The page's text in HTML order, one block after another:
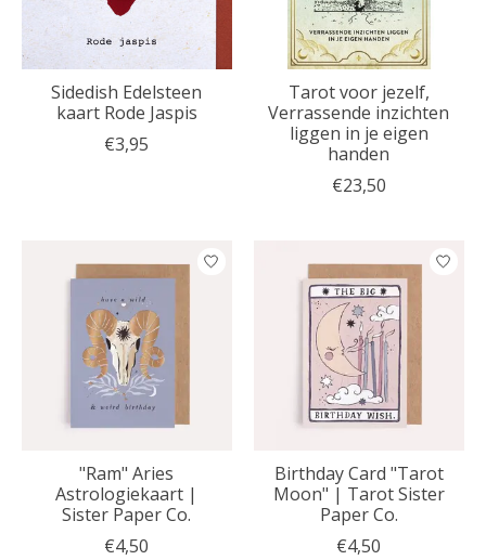
Sidedish Edelsteen
kaart Rode Jaspis
€3,95
Tarot voor jezelf,
Verrassende inzichten
liggen in je eigen
handen
€23,50
"Ram" Aries
Astrologiekaart |
Sister Paper Co.
€4,50
Birthday Card "Tarot
Moon" | Tarot Sister
Paper Co.
€4,50